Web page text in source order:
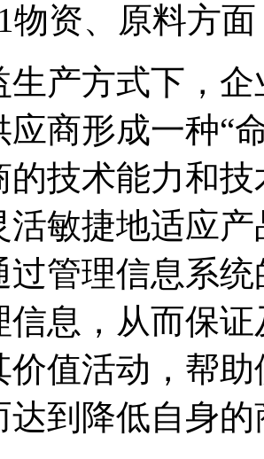
资、原料方面
方式下，企
应商形成一种“
的技术能力和
活敏捷地适应
过管理信息系
信息，从而保
价值活动，帮
达到降低自身